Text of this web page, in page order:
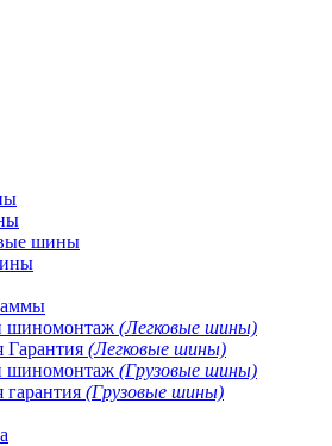
шины
шиномонтаж (Легковые шины)
Гарантия (Легковые шины)
шиномонтаж (Грузовые шины)
гарантия (Грузовые шины)